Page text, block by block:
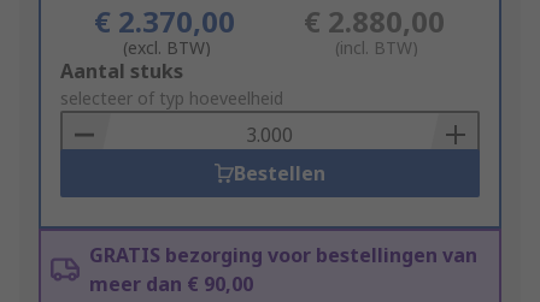
€ 2.370,00
(excl. BTW)
€ 2.880,00
(incl. BTW)
Add
to
Basket
Aantal stuks
selecteer of typ hoeveelheid
Bestellen
GRATIS bezorging voor bestellingen van
meer dan € 90,00